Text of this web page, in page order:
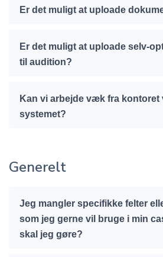
Er det muligt at uploade
Er det muligt at uploade selv-
til audition?
Kan vi arbejde væk fra
systemet?
Generelt
Jeg mangler specifikke felter
som jeg gerne vil bruge i min
skal jeg gøre?